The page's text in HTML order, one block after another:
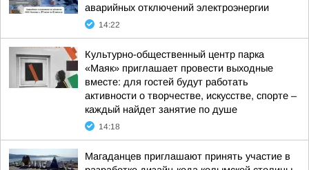
аварийных отключений электроэнергии
14:22
Культурно-общественный центр парка
«Маяк» приглашает провести выходные
вместе: для гостей будут работать
активности о творчестве, искусстве, спорте –
каждый найдет занятие по душе
14:18
Магаданцев приглашают принять участие в